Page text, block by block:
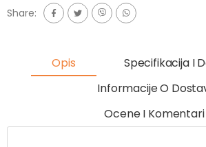
Share:
Opis
Specifikacija I
Informacije O
Ocene I Komentari